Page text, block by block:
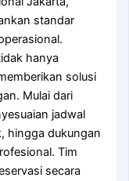
standar
hanya
solusi
Mulai dari
jadwal
hingga dukungan
Tim
secara